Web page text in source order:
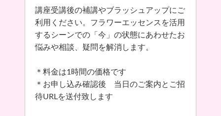
講座受講後の補講やブラッシュアップにご
利用ください。フラワーエッセンスを活用
するシーンでの「今」の状態にあわせたお
悩みや相談、疑問を解消します。
＊料金は1時間の価格です
＊お申し込み確認後 当日のご案内とご招
待URLを送付致します